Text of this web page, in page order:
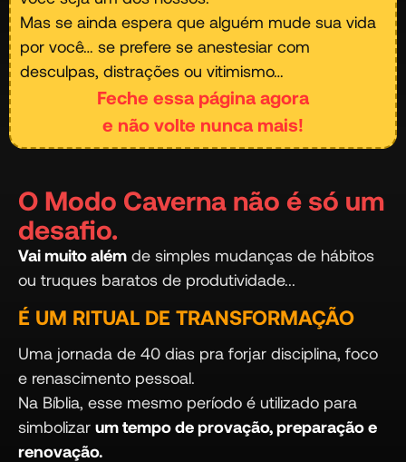
Mas se ainda espera que alguém mude sua vida
por você… se prefere se anestesiar com
desculpas, distrações ou vitimismo…
Feche essa página agora
e não volte nunca mais!
O Modo Caverna não é só um
desafio.
Vai muito além de simples mudanças de hábitos
ou truques baratos de produtividade...
É UM RITUAL DE TRANSFORMAÇÃO
Uma jornada de 40 dias pra forjar disciplina, foco
e renascimento pessoal.
Na Bíblia, esse mesmo período é utilizado para
simbolizar um tempo de provação, preparação e
renovação.